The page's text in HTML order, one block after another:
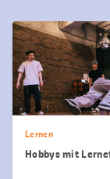
Lernen
Hobbys mit